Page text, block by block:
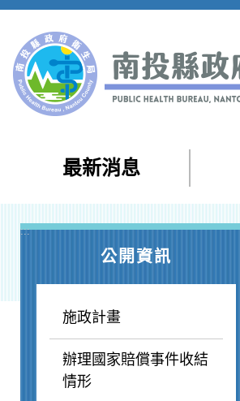
跳到主要內容區塊
最新消息
:::
公開資訊
施政計畫
辦理國家賠償事件收結
情形